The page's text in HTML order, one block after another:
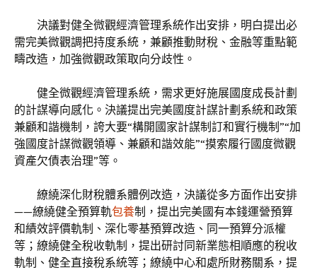
決議對健全微觀經濟管理系統作出安排，明白提出必
需完美微觀調把持度系統，兼顧推動財稅、金融等重點範
疇改造，加強微觀政策取向分歧性。
健全微觀經濟管理系統，需求更好施展國度成長計劃
的計謀導向感化。決議提出完美國度計謀計劃系統和政策
兼顧和諧機制，誇大要“構開國家計謀制訂和實行機制”“加
強國度計謀微觀領導、兼顧和諧效能”“摸索履行國度微觀
資產欠債表治理”等。
繚繞深化財稅體系體例改造，決議從多方面作出安排
——繚繞健全預算軌包養制，提出完美國有本錢運營預算
和績效評價軌制、深化零基預算改造、同一預算分派權
等；繚繞健全稅收軌制，提出研討同新業態相順應的稅收
軌制、健全直接稅系統等；繚繞中心和處所財務關系，提